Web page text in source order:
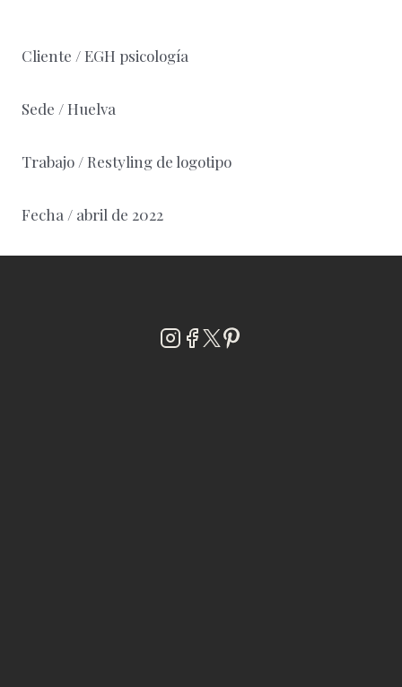
Cliente / EGH psicología
Sede / Huelva
Trabajo / Restyling de logotipo
Fecha / abril de 2022